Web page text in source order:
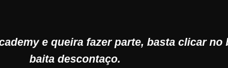
e queira fazer parte, basta clicar
baita descontaço.